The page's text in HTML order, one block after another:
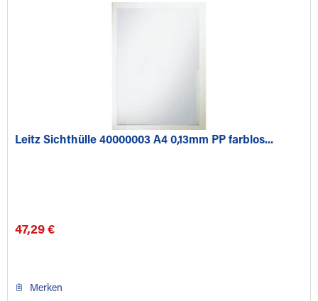
Leitz Sichthülle 40000003 A4 0,13mm PP farblos...
47,29 €
Merken